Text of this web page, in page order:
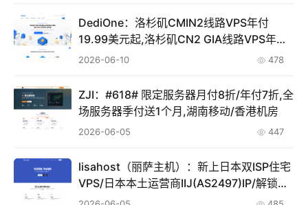
DediOne：洛杉矶CMIN2线路VPS年付
19.99美元起,洛杉矶CN2 GIA线路VPS年付
59美元起
2026-06-10 478
ZJI：#618# 限定服务器月付8折/年付7折,全
场服务器季付送1个月,湖南移动/香港机房
2026-06-05 447
lisahost（丽萨主机）：新上日本双ISP住宅
VPS/日本本土运营商IIJ(AS2497)IP/解锁丰
富